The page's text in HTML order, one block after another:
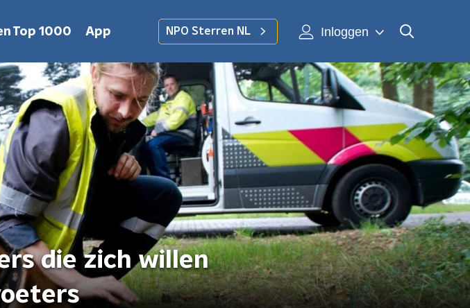
Top 1000 App NPO Sterren NL Inloggen
die zich willen